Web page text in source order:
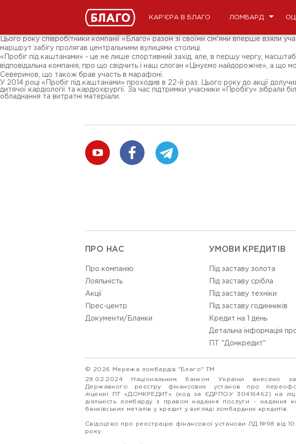
КАР'ЄРА В БЛАГО ЛОМБАРД
Підписники соц-мереж
Цього року співробітники компанії «Благо» разом зі своїми сім'ями вперше взяли
маршрут забігу пролягав центральними вулицями столиці.
«Пробіг під каштанами» - це не лише спортивний захід, але, в першу чергу,
відповідальна компанія, про що свідчить і наш слоган «Цінуємо найдорожче», а
Северинов, що також брав участь в марафоні.
У 2014 році «Пробіг під каштанами» проходив в 22-й раз. Цього року до акції
дитячої кардіології та кардіохірургії. За час підтримки учасники «Пробігу»
обладнання та витратні матеріали.
ПРО НАС
Про компанію
Лояльність
Акції
Прес-центр
Документи/Бланки
УМОВИ КРЕДИТІВ
Під заставу золота
Під заставу срібла
Під заставу техніки
Під заставу годинників
Кредит на 1 день
Детальна інформація
ПТ "Донкредит"
© 2026 Мережа ломбардів "Благо" ТМ
28.02.2024 Національним банком України внесено
Державного реєстру фінансових установ про
ліцензії ПТ «ДОНКРЕДИТ» (код за ЄДРПОУ 30416462) на
діяльність ломбарду з правом надання послуги - надання
банківських металів у кредит у вигляді ломбардних кредитів.
Свідоцтво про реєстрацію фінансової установи ЛД №98 від
року